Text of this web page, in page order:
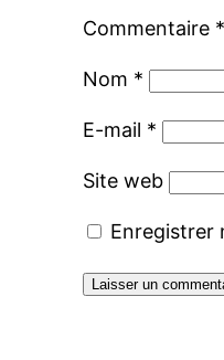
Commentaire *
Nom *
E-mail *
Site web
Enregistrer